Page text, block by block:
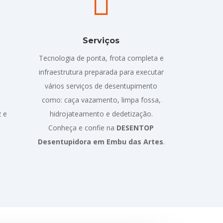
e
Serviços
Tecnologia de ponta, frota completa e
infraestrutura preparada para executar
vários serviços de desentupimento
como: caça vazamento, limpa fossa,
hidrojateamento e dedetização.
Conheça e confie na DESENTOP
Desentupidora em Embu das Artes.